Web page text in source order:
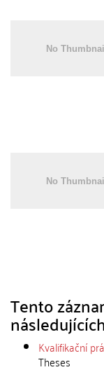
Tento
Kvalifikační
Theses